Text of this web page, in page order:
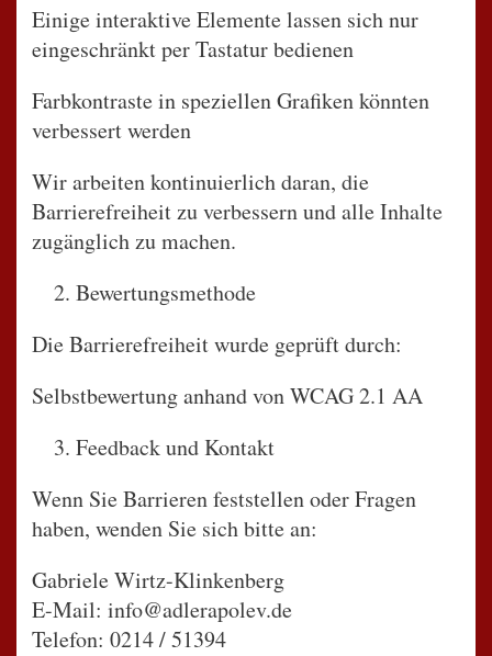
Einige interaktive Elemente lassen sich nur
eingeschränkt per Tastatur bedienen
Farbkontraste in speziellen Grafiken könnten
verbessert werden
Wir arbeiten kontinuierlich daran, die
Barrierefreiheit zu verbessern und alle Inhalte
zugänglich zu machen.
Bewertungsmethode
Die Barrierefreiheit wurde geprüft durch:
Selbstbewertung anhand von WCAG 2.1 AA
Feedback und Kontakt
Wenn Sie Barrieren feststellen oder Fragen
haben, wenden Sie sich bitte an:
Gabriele Wirtz-Klinkenberg
E-Mail: info@adlerapolev.de
Telefon: 0214 / 51394